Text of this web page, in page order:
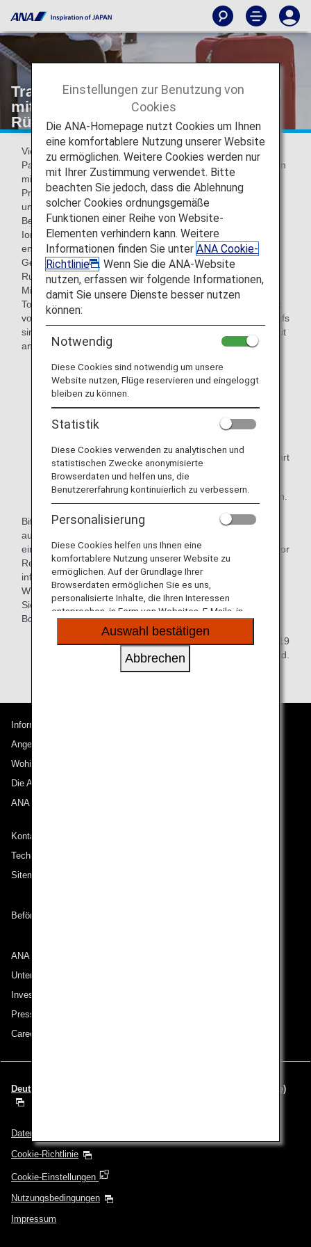
Transport von elektronischen Geräten
mit Lithium-Batterie, die Teil eines
Rückrufs sind
Vielen Dank, dass Sie sich für ANA entschieden haben.
Parallel zur steigenden Nutzung von elektronischen Geräten
mit Lithium-Ionen-Akkus an Bord gab es einige
Produktrückrufe aufgrund des Risikos, dass diese Akkus
unerwartet Feuer fangen.
Beim Transport von elektronischen Geräten mit Lithium-
Ionen-Akkus, die Teil eines Rückrufs sind, muss mit
entsprechender Vorsicht vorgegangen werden.
Gemäß den aktuellen Transportvorschriften, die im
Rundschreiben der japanischen Luftfahrtbehörde des
Ministeriums für Land, Infrastruktur, Transport und
Tourismus festgelegt wurden, bitten wir Sie, beim Transport
von Geräten mit Lithium-Ionen-Akkus, die Teil eines Rückrufs
sind, folgende Maßnahmen zu ergreifen, wenn Sie diese mit
an Bord bringen.
Schalten Sie das elektronische Gerät aus.
Laden Sie das elektronische Gerät nicht auf.
Vermeiden Sie unbeabsichtigten Betrieb und schützen
Sie das Gerät vor Schäden.
Das Gerät sollte in der Nähe des Passagiers aufbewahrt
werden, der es an Bord gebracht hat.
* Das Gerät kann nicht als Gepäck aufgegeben werden.
Bitte beachten Sie, dass je nach Land, Stadt oder Region
auch die Mitnahme der entsprechenden Geräte
eingeschränkt sein kann. Reisende werden gebeten, sich vor
Reiseantritt über die Einschränkungen an ihrem Zielort zu
informieren.
Wir danken Ihnen für Ihr Verständnis und Ihre Kooperation.
Sie leisten damit einen wichtigen Beitrag zur Sicherheit an
Bord.
27. September 2019
All Nippon Airways Co., Ltd.
Informationen zu ANA
Angebote und Ankündigungen
Wohin wir reisen
Die ANA Experience
ANA Mileage Club
Kontakt zu ANA
Technische Hilfe (Barrierefreiheit)
Sitemap
Beförderungsbedingungen
ANA Group
Unternehmen der ANA Group
Investor Relations
Pressemeldungen
Careers (English Only)
Deutsch | Deutschland (Wählen Sie Ihre Stadt und Ihre Sprache)
Datenschutz
Cookie-Richtlinie
Cookie-Einstellungen
Nutzungsbedingungen
Impressum
Einstellungen zur Benutzung von
Cookies
Die ANA-Homepage nutzt Cookies um Ihnen
eine komfortablere Nutzung unserer Website
zu ermöglichen. Weitere Cookies werden nur
mit Ihrer Zustimmung verwendet. Bitte
beachten Sie jedoch, dass die Ablehnung
solcher Cookies ordnungsgemäße
Funktionen einer Reihe von Website-
Elementen verhindern kann. Weitere
Informationen finden Sie unter ANA Cookie-
Richtlinie
. Wenn Sie die ANA-Website
nutzen, erfassen wir folgende Informationen,
damit Sie unsere Dienste besser nutzen
können:
Notwendig
Diese Cookies sind notwendig um unsere
Website nutzen, Flüge reservieren und eingeloggt
bleiben zu können.
Statistik
Diese Cookies verwenden zu analytischen und
statistischen Zwecke anonymisierte
Browserdaten und helfen uns, die
Benutzererfahrung kontinuierlich zu verbessern.
Personalisierung
Diese Cookies helfen uns Ihnen eine
komfortablere Nutzung unserer Website zu
ermöglichen. Auf der Grundlage Ihrer
Browserdaten ermöglichen Sie es uns,
personalisierte Inhalte, die Ihren Interessen
entsprechen, in Form von Websites, E-Mails, in
sozialen Medien und Werbung anzubieten.
Auswahl bestätigen
Abbrechen